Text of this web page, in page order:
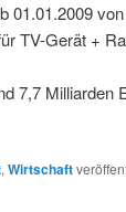
01.01.2009
TV-Gerät +
7,7 Milliarden
,Wirtschaft